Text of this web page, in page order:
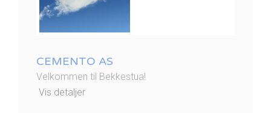
CEMENTO AS
Velkommen til Bekkestua!
Vis detaljer